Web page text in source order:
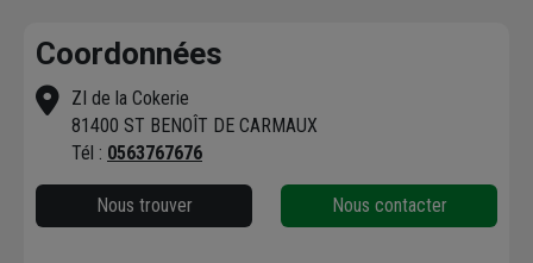
Coordonnées
ZI de la Cokerie
81400 ST BENOÎT DE CARMAUX
Tél : 0563767676
Nous trouver Nous contacter